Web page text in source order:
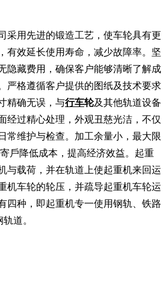
采用先进的锻造工艺，使车轮具有更
有效延长使用寿命，减少故障率。坚
隐藏费用，确保客户能够清晰了解成
严格遵循客户提供的图纸及技术要求
精确无误，与行车轮及其他轨道设备
经过精心处理，外观丑慈光洁，不仅
常维护与检查。加工余量小，最大限
戶降低成本，提高经济效益。起重
与载荷，并在轨道上使起重机来回运
机车轮的轮压，并疏导起重机车轮运
四种，即起重机专一使用钢轨、铁路
道。